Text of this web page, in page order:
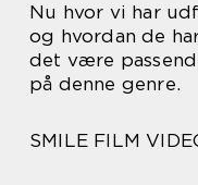
Nu hvor vi har
og hvordan de
det være
på denne genre.
SMILE FILM